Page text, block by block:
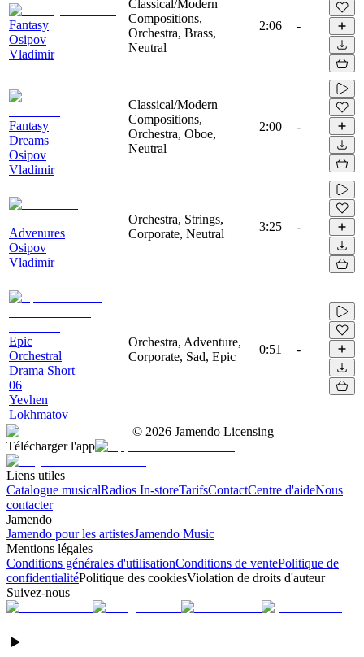
Fantasy
Osipov
Vladimir
Classical/Modern
Compositions,
Orchestra, Brass,
Neutral
2:06 -
Fantasy
Dreams
Osipov
Vladimir
Classical/Modern
Compositions,
Orchestra, Oboe,
Neutral
2:00 -
Advenures
Osipov
Vladimir
Orchestra, Strings,
Corporate, Neutral
3:25 -
Epic
Orchestral
Drama Short
06
Yevhen
Lokhmatov
Orchestra, Adventure,
Corporate, Sad, Epic
0:51 -
© 2026 Jamendo Licensing
Télécharger l'app
Liens utiles
Catalogue musicalRadios In-storeTarifsContactCentre d'aideNous
contacter
Jamendo
Jamendo pour les artistesJamendo Music
Mentions légales
Conditions générales d'utilisationConditions de ventePolitique de
confidentialitéPolitique des cookiesViolation de droits d'auteur
Suivez-nous